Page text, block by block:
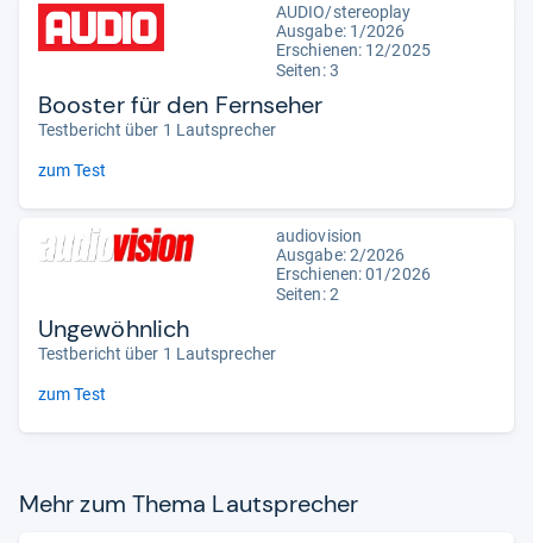
AUDIO/stereoplay
Ausgabe: 1/2026
Erschienen: 12/2025
Seiten: 3
Booster für den Fernseher
Testbericht über 1 Lautsprecher
zum Test
audiovision
Ausgabe: 2/2026
Erschienen:01/2026
Seiten: 2
Ungewöhnlich
Testbericht über 1 Lautsprecher
zum Test
Mehr zum Thema Laut­spre­cher